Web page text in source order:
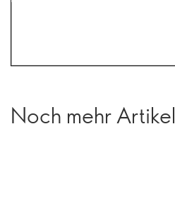
Noch mehr Artikel